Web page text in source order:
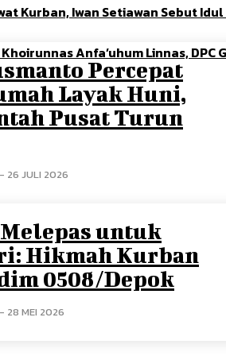
Kurban, Iwan Setiawan Sebut
Anfa’uhum Linnas,
Percepat
Layak Huni,
Pusat Turun
- 26 JULI 2026
untuk
Hikmah Kurban
0508/Depok
- 28 MEI 2026